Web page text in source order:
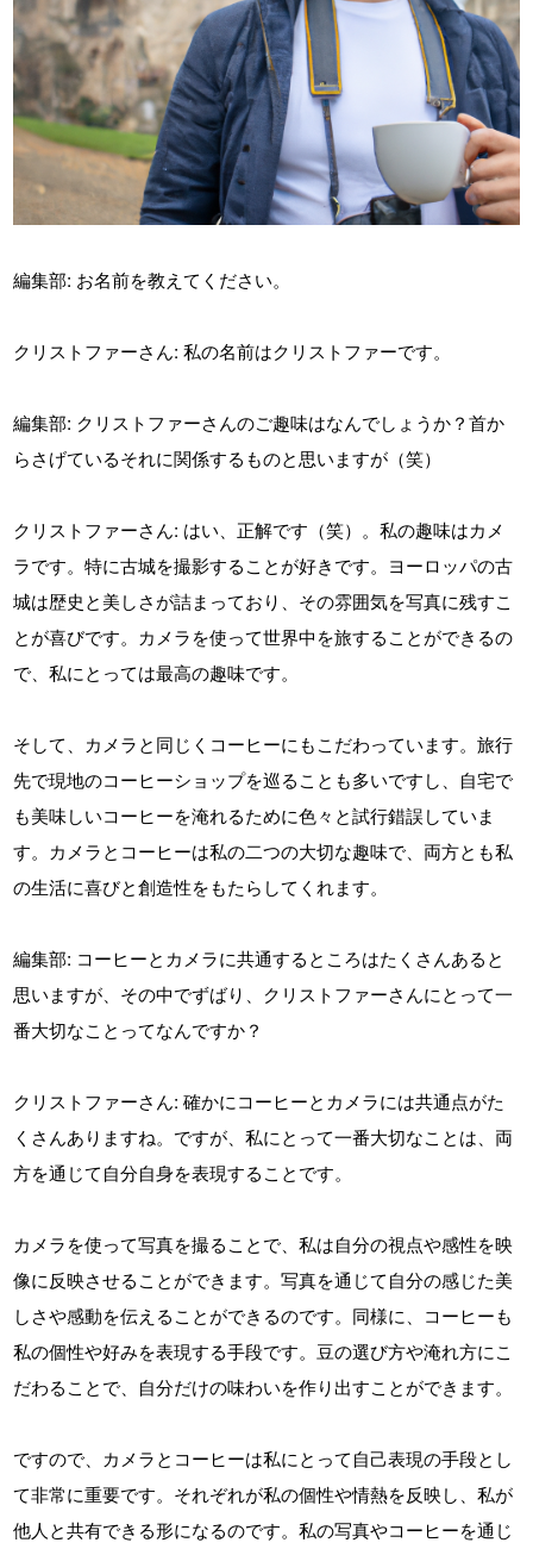
編集部: お名前を教えてください。
クリストファーさん: 私の名前はクリストファーです。
編集部: クリストファーさんのご趣味はなんでしょうか？首か
らさげているそれに関係するものと思いますが（笑）
クリストファーさん: はい、正解です（笑）。私の趣味はカメ
ラです。特に古城を撮影することが好きです。ヨーロッパの古
城は歴史と美しさが詰まっており、その雰囲気を写真に残すこ
とが喜びです。カメラを使って世界中を旅することができるの
で、私にとっては最高の趣味です。
そして、カメラと同じくコーヒーにもこだわっています。旅行
先で現地のコーヒーショップを巡ることも多いですし、自宅で
も美味しいコーヒーを淹れるために色々と試行錯誤していま
す。カメラとコーヒーは私の二つの大切な趣味で、両方とも私
の生活に喜びと創造性をもたらしてくれます。
編集部: コーヒーとカメラに共通するところはたくさんあると
思いますが、その中でずばり、クリストファーさんにとって一
番大切なことってなんですか？
クリストファーさん: 確かにコーヒーとカメラには共通点がた
くさんありますね。ですが、私にとって一番大切なことは、両
方を通じて自分自身を表現することです。
カメラを使って写真を撮ることで、私は自分の視点や感性を映
像に反映させることができます。写真を通じて自分の感じた美
しさや感動を伝えることができるのです。同様に、コーヒーも
私の個性や好みを表現する手段です。豆の選び方や淹れ方にこ
だわることで、自分だけの味わいを作り出すことができます。
ですので、カメラとコーヒーは私にとって自己表現の手段とし
て非常に重要です。それぞれが私の個性や情熱を反映し、私が
他人と共有できる形になるのです。私の写真やコーヒーを通じ